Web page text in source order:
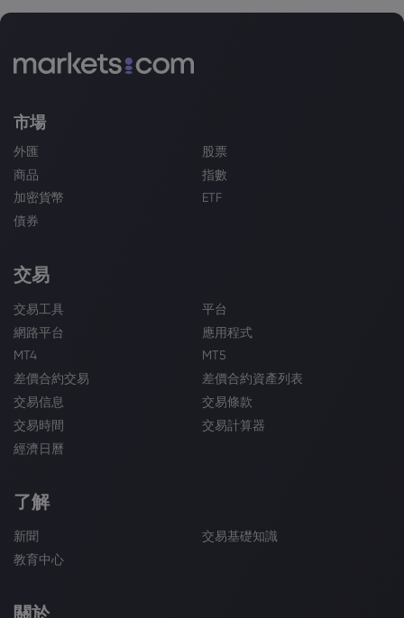
市場
外匯
股票
商品
指數
加密貨幣
ETF
債券
交易
交易工具
平台
網路平台
應用程式
MT4
MT5
差價合約交易
差價合約資產列表
交易信息
交易條款
交易時間
交易計算器
經濟日曆
了解
新聞
交易基礎知識
教育中心
關於